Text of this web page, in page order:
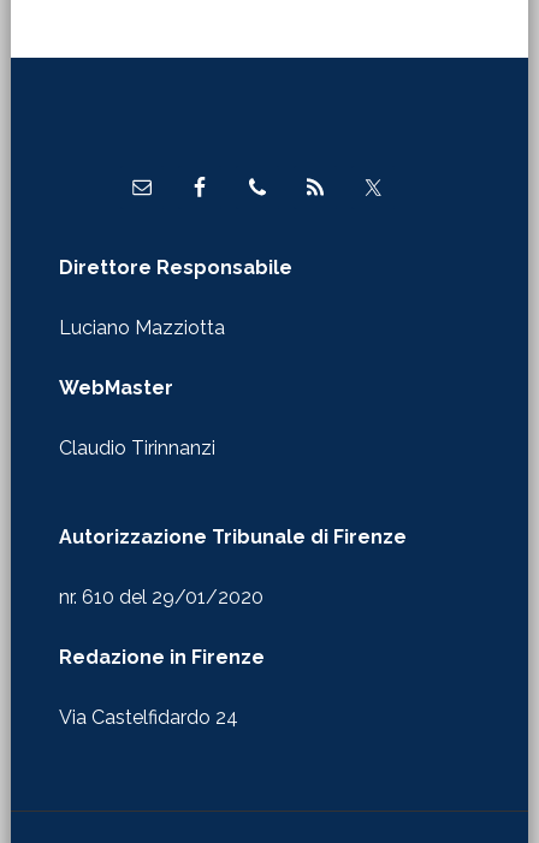
Direttore Responsabile
Luciano Mazziotta
WebMaster
Claudio Tirinnanzi
Autorizzazione Tribunale di Firenze
nr. 610 del 29/01/2020
Redazione in Firenze
Via Castelfidardo 24